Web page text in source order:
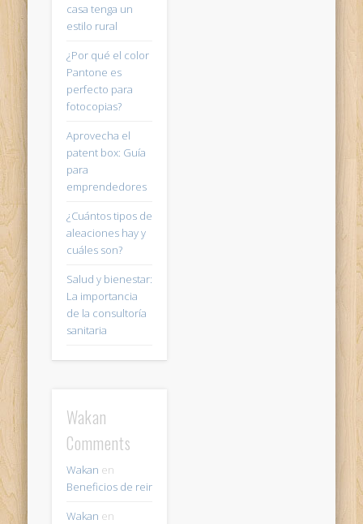
casa tenga un
estilo rural
¿Por qué el color
Pantone es
perfecto para
fotocopias?
Aprovecha el
patent box: Guía
para
emprendedores
¿Cuántos tipos de
aleaciones hay y
cuáles son?
Salud y bienestar:
La importancia
de la consultoría
sanitaria
Wakan
Comments
Wakan en
Beneficios de reir
Wakan en